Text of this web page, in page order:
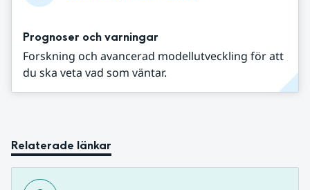
Prognoser och varningar
Forskning och avancerad modellutveckling för att
du ska veta vad som väntar.
Relaterade länkar